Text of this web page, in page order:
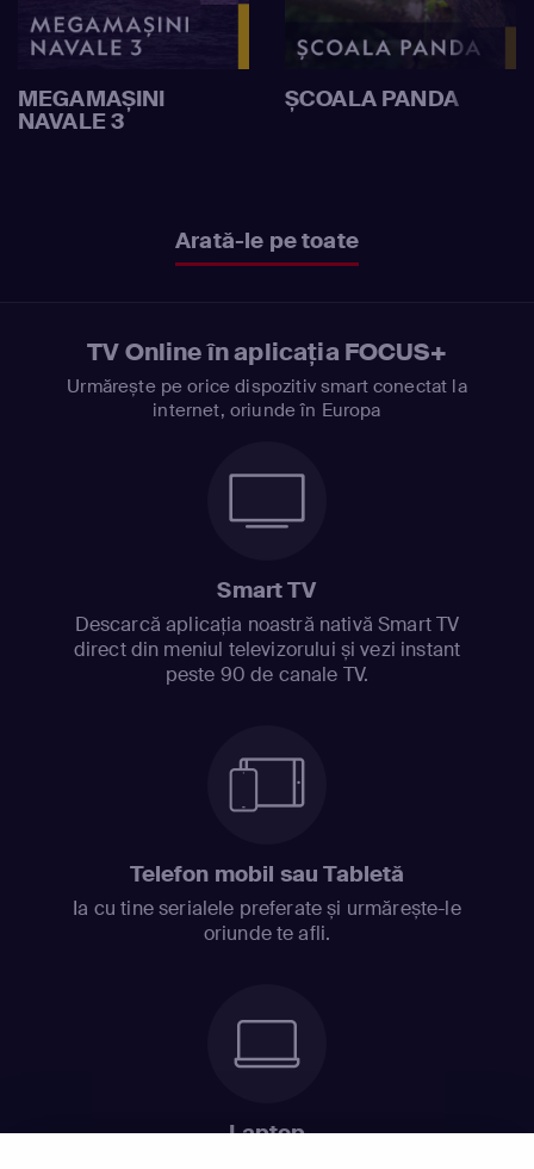
MEGAMAȘINI
NAVALE 3
ȘCOALA PANDA
Arată-le pe toate
TV Online în aplicația FOCUS+
Urmărește pe orice dispozitiv smart conectat la
internet, oriunde în Europa
Smart TV
Descarcă aplicația noastră nativă Smart TV
direct din meniul televizorului și vezi instant
peste 90 de canale TV.
Telefon mobil sau Tabletă
Ia cu tine serialele preferate și urmărește-le
oriunde te afli.
Laptop